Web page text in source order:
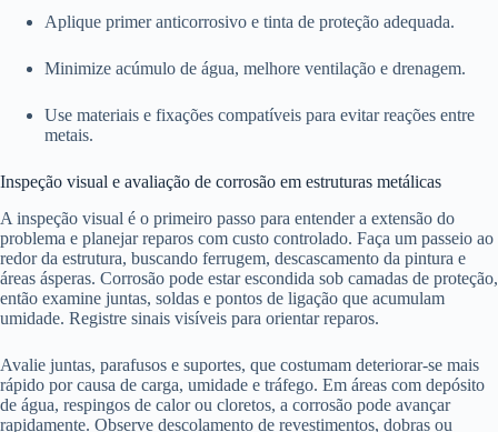
Aplique primer anticorrosivo e tinta de proteção adequada.
Minimize acúmulo de água, melhore ventilação e drenagem.
Use materiais e fixações compatíveis para evitar reações entre
metais.
Inspeção visual e avaliação de corrosão em estruturas metálicas
A inspeção visual é o primeiro passo para entender a extensão do
problema e planejar reparos com custo controlado. Faça um passeio ao
redor da estrutura, buscando ferrugem, descascamento da pintura e
áreas ásperas. Corrosão pode estar escondida sob camadas de proteção,
então examine juntas, soldas e pontos de ligação que acumulam
umidade. Registre sinais visíveis para orientar reparos.
Avalie juntas, parafusos e suportes, que costumam deteriorar-se mais
rápido por causa de carga, umidade e tráfego. Em áreas com depósito
de água, respingos de calor ou cloretos, a corrosão pode avançar
rapidamente. Observe descolamento de revestimentos, dobras ou